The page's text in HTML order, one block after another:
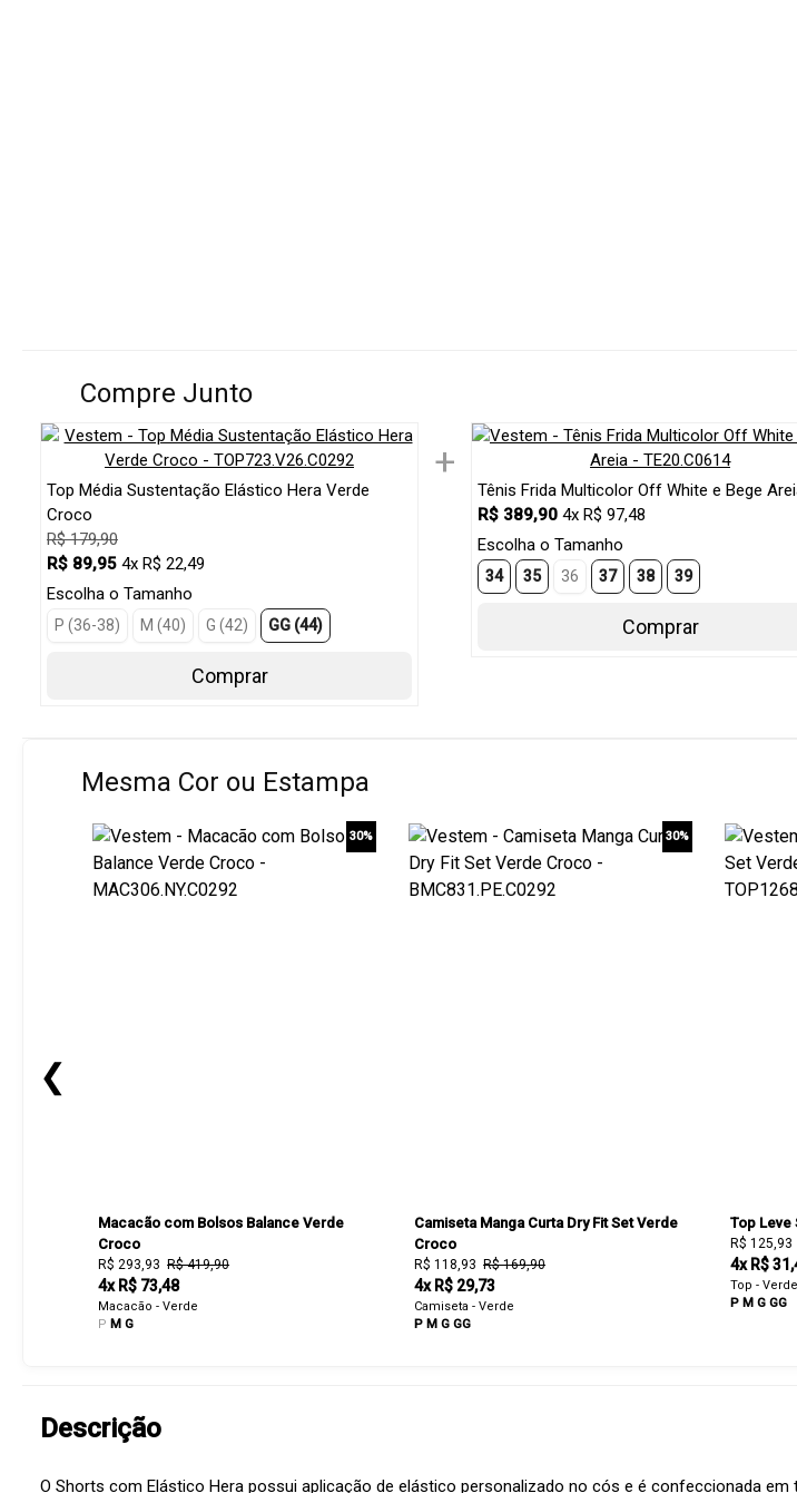
Compre Junto
Top Média Sustentação Elástico Hera Verde
Croco
R$ 179,90
R$ 89,95 4x R$ 22,49
Escolha o Tamanho
P (36-38) M (40) G (42) GG (44)
Comprar
+
Tênis Frida Multicolor Off White e Bege
R$ 389,90 4x R$ 97,48
Escolha o Tamanho
34 35 36 37 38 39
Comprar
Mesma Cor ou Estampa
❮
30%
Macacão com Bolsos Balance Verde
Croco
R$ 293,93 R$ 419,90
4x R$ 73,48
Macacão - Verde
P M G
30%
Camiseta Manga Curta Dry Fit Set Verde
Croco
R$ 118,93 R$ 169,90
4x R$ 29,73
Camiseta - Verde
P M G GG
Top Leve
R$ 125,93
4x R$
Top - Verde
P M G GG
Descrição
O Shorts com Elástico Hera possui aplicação de elástico personalizado no cós e é confeccionada